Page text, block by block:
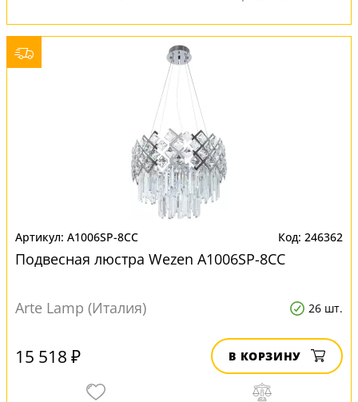
A1006SP-8CC 246362
Подвесная люстра Wezen A1006SP-8CC
Arte Lamp (Италия) 26 шт.
15 518 ₽ В КОРЗИНУ